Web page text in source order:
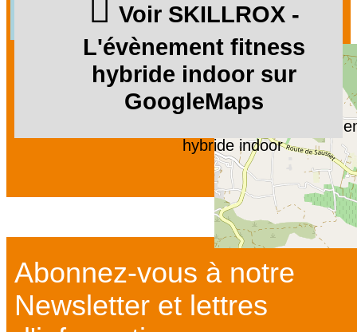
SKILLROX -
hybride indoor
Voir SKILLROX -
L'évènement fitness
hybride indoor sur
GoogleMaps
Abonnez-vous à notre
Newsletter et lettres